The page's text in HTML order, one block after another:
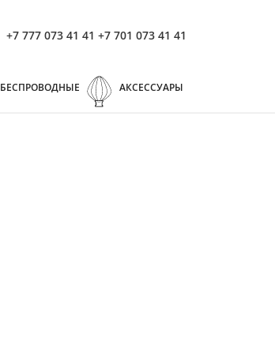
+7 777 073 41 41 +7 701 073 41 41
БЕСПРОВОДНЫЕ АКСЕССУАРЫ